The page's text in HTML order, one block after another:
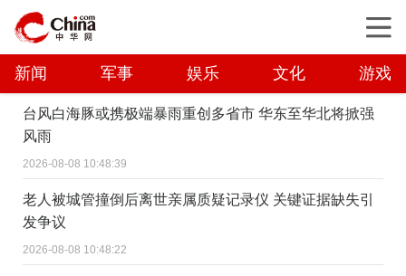
新闻 军事 娱乐 文化 游戏
台风白海豚或携极端暴雨重创多省市 华东至华北将掀强
风雨
2026-08-08 10:48:39
老人被城管撞倒后离世亲属质疑记录仪 关键证据缺失引
发争议
2026-08-08 10:48:22